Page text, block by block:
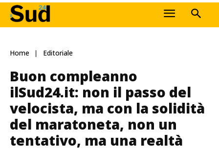
Home Editoriale
Buon compleanno
ilSud24.it: non il passo del
velocista, ma con la solidità
del maratoneta, non un
tentativo, ma una realtà